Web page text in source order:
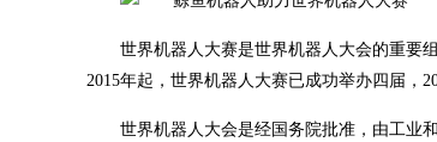
世界机器人大赛是世界机器人大会的重要
2015年起，世界机器人大赛已成功举办四届，
世界机器人大会是经国务院批准，由工业